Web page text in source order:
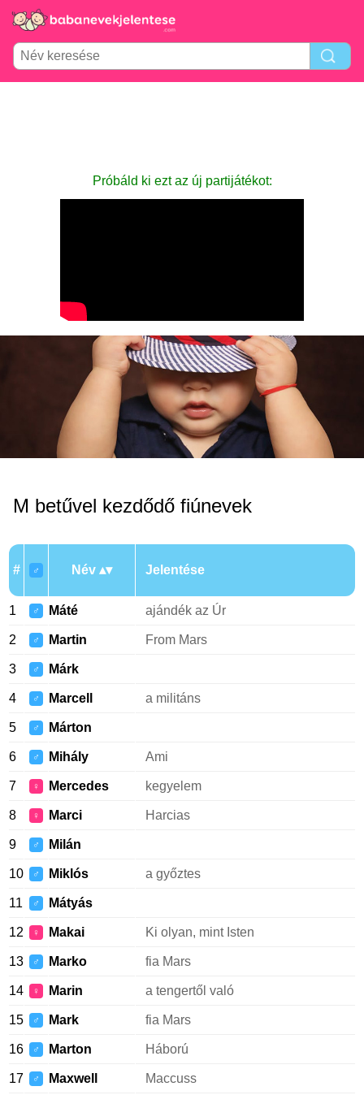
Próbáld ki ezt az új partijátékot:
M betűvel kezdődő fiúnevek
# ♂ Név Jelentése
1 ♂ Máté ajándék az Úr
2 ♂ Martin From Mars
3 ♂ Márk
4 ♂ Marcell a militáns
5 ♂ Márton
6 ♂ Mihály Ami
7 ♀ Mercedes kegyelem
8 ♀ Marci Harcias
9 ♂ Milán
10 ♂ Miklós a győztes
11 ♂ Mátyás
12 ♀ Makai Ki olyan, mint Isten
13 ♂ Marko fia Mars
14 ♀ Marin a tengertől való
15 ♂ Mark fia Mars
16 ♂ Marton Háború
17 ♂ Maxwell Maccuss